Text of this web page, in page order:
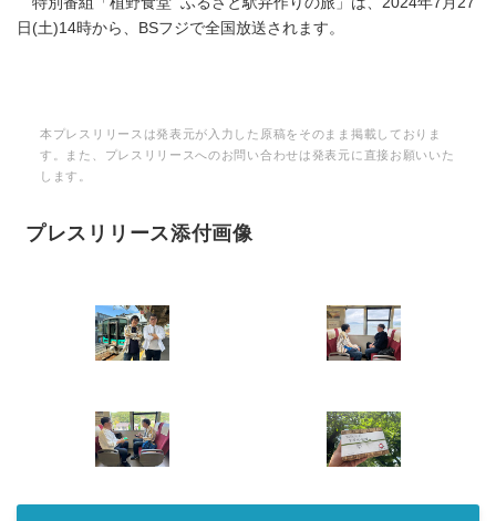
日(土)14時から、BSフジで全国放送されます。
本プレスリリースは発表元が入力した原稿をそのまま掲載しておりま
す。また、プレスリリースへのお問い合わせは発表元に直接お願いいた
します。
プレスリリース添付画像